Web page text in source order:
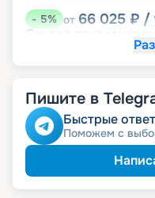
-5% от 66 025 ₽ /
Скидка
Пишите в
Быстрые
Поможем с